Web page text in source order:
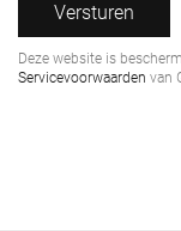
Versturen
Deze website is
Servicevoorwaarden van